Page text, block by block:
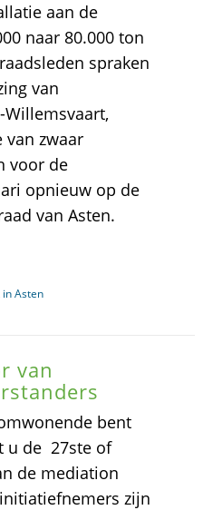
aan de
naar 80.000 ton
spraken
van
van zwaar
voor de
opnieuw op de
van Asten.
Asten
van
bent
u de 27ste of
de mediation
zijn